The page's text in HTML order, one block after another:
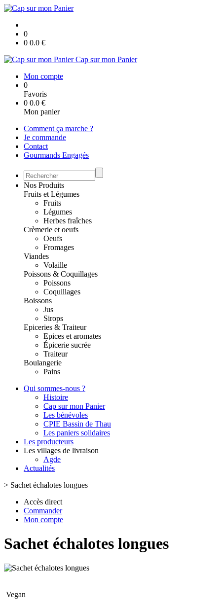
0
0 0.0 €
Cap sur mon Panier
Mon compte
0
Favoris
0 0.0 €
Mon panier
Comment ça marche ?
Je commande
Contact
Gourmands Engagés
Nos Produits
Fruits et Légumes
Fruits
Légumes
Herbes fraîches
Crèmerie et oeufs
Oeufs
Fromages
Viandes
Volaille
Poissons & Coquillages
Poissons
Coquillages
Boissons
Jus
Sirops
Epiceries & Traiteur
Epices et aromates
Épicerie sucrée
Traiteur
Boulangerie
Pains
Qui sommes-nous ?
Histoire
Cap sur mon Panier
Les bénévoles
CPIE Bassin de Thau
Les paniers solidaires
Les producteurs
Les villages de livraison
Agde
Actualités
> Sachet échalotes longues
Accès direct
Commander
Mon compte
Sachet échalotes longues
Vegan